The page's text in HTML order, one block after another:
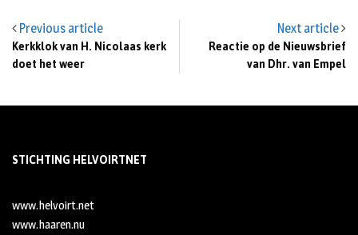
Previous article
Kerkklok van H. Nicolaas kerk
doet het weer
Next article
Reactie op de Nieuwsbrief
van Dhr. van Empel
STICHTING HELVOIRTNET
www.helvoirt.net
www.haaren.nu